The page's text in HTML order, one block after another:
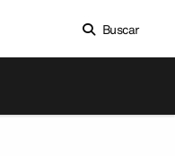
Buscar